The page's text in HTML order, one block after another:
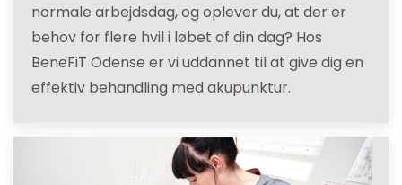
normale arbejdsdag, og oplever du, at der er
behov for flere hvil i løbet af din dag? Hos
BeneFiT Odense er vi uddannet til at give dig en
effektiv behandling med akupunktur.